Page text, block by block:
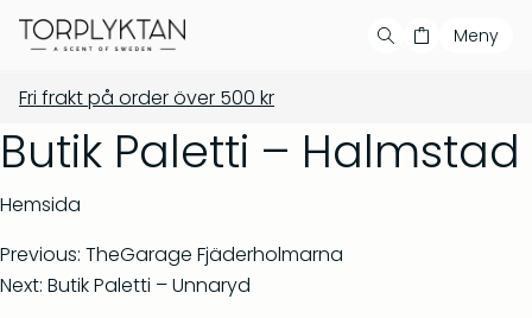
Din varukorg är tom
Populära produkter
Meny
Våra produkter
Bästsäljare
Showroom
Fri frakt på order över 500 kr
Butik Paletti – Halmstad
Hemsida
Previous: TheGarage Fjäderholmarna
Next: Butik Paletti – Unnaryd